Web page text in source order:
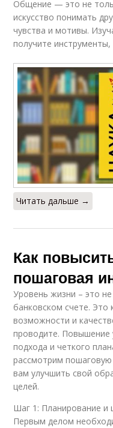
Общение — это не
искусство понимать
чувства и мотивы.
получите
Читать дальше →
Как
пошаговая
Уровень жизни – это
банковском счете.
возможности и
проводите. Повышение
подхода и четкого
рассмотрим
вам улучшить свой
целей.
Шаг 1: Планирование и
Первым делом